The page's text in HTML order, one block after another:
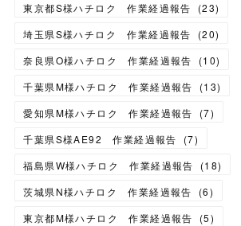
東京都S様ハチロク 作業経過報告
(23)
埼玉県S様ハチロク 作業経過報告
(20)
奈良県O様ハチロク 作業経過報告
(10)
千葉県M様ハチロク 作業経過報告
(13)
愛知県M様ハチロク 作業経過報告
(7)
千葉県S様AE92 作業経過報告
(7)
福島県W様ハチロク 作業経過報告
(18)
茨城県N様ハチロク 作業経過報告
(6)
東京都M様ハチロク 作業経過報告
(5)